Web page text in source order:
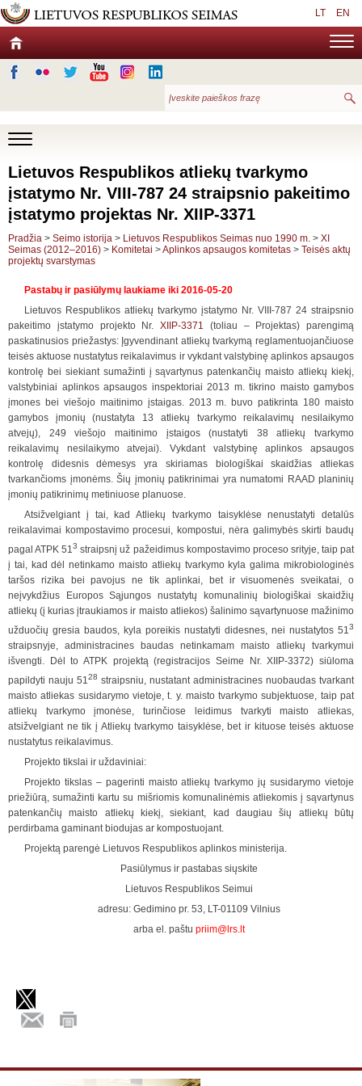
LT EN
Lietuvos Respublikos atliekų tvarkymo
įstatymo Nr. VIII-787 24 straipsnio pakeitimo
įstatymo projektas Nr. XIIP-3371
Pradžia > Seimo istorija > Lietuvos Respublikos Seimas nuo 1990 m. > XI
Seimas (2012–2016) > Komitetai >Aplinkos apsaugos komitetas > Teisės aktų
projektų svarstymas
Pastabų ir pasiūlymų laukiame iki 2016-05-20
Lietuvos Respublikos atliekų tvarkymo įstatymo Nr. VIII-787 24 straipsnio
pakeitimo įstatymo projekto Nr. XIIP-3371 (toliau – Projektas) parengimą
paskatinusios priežastys: Įgyvendinant atliekų tvarkymą reglamentuojančiuose
teisės aktuose nustatytus reikalavimus ir vykdant valstybinę aplinkos apsaugos
kontrolę bei siekiant sumažinti į sąvartynus patenkančių maisto atliekų kiekį,
valstybiniai aplinkos apsaugos inspektoriai 2013 m. tikrino maisto gamybos
įmones bei viešojo maitinimo įstaigas. 2013 m. buvo patikrinta 180 maisto
gamybos įmonių (nustatyta 13 atliekų tvarkymo reikalavimų nesilaikymo
atvejų), 249 viešojo maitinimo įstaigos (nustatyti 38 atliekų tvarkymo
reikalavimų nesilaikymo atvejai). Vykdant valstybinę aplinkos apsaugos
kontrolę didesnis dėmesys yra skiriamas biologiškai skaidžias atliekas
tvarkančioms įmonėms. Šių įmonių patikrinimai yra numatomi RAAD planinių
įmonių patikrinimų metiniuose planuose.
Atsižvelgiant į tai, kad Atliekų tvarkymo taisyklėse nenustatyti detalūs
reikalavimai kompostavimo procesui, kompostui, nėra galimybės skirti baudų
pagal ATPK 513 straipsnį už pažeidimus kompostavimo proceso srityje, taip pat
į tai, kad dėl netinkamo maisto atliekų tvarkymo kyla galima mikrobiologinės
taršos rizika bei pavojus ne tik aplinkai, bet ir visuomenės sveikatai, o
neįvykdžius Europos Sąjungos nustatytų komunalinių biologiškai skaidžių
atliekų (į kurias įtraukiamos ir maisto atliekos) šalinimo sąvartynuose mažinimo
užduočių gresia baudos, kyla poreikis nustatyti didesnes, nei nustatytos 513
straipsnyje, administracines baudas netinkamam maisto atliekų tvarkymui
išvengti. Dėl to ATPK projektą (registracijos Seime Nr. XIIP-3372) siūloma
papildyti nauju 5128 straipsniu, nustatant administracines nuobaudas tvarkant
maisto atliekas susidarymo vietoje, t. y. maisto tvarkymo subjektuose, taip pat
atliekų tvarkymo įmonėse, turinčiose leidimus tvarkyti maisto atliekas,
atsižvelgiant ne tik į Atliekų tvarkymo taisyklėse, bet ir kituose teisės aktuose
nustatytus reikalavimus.
Projekto tikslai ir uždaviniai:
Projekto tikslas – pagerinti maisto atliekų tvarkymo jų susidarymo vietoje
priežiūrą, sumažinti kartu su mišriomis komunalinėmis atliekomis į sąvartynus
patenkančių maisto atliekų kiekį, siekiant, kad daugiau šių atliekų būtų
perdirbama gaminant biodujas ar kompostuojant.
Projektą parengė Lietuvos Respublikos aplinkos ministerija.
Pasiūlymus ir pastabas siųskite
Lietuvos Respublikos Seimui
adresu: Gedimino pr. 53, LT-01109 Vilnius
arba el. paštu priim@lrs.lt